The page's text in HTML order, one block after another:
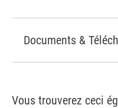
Documents &
Vous trouverez ceci